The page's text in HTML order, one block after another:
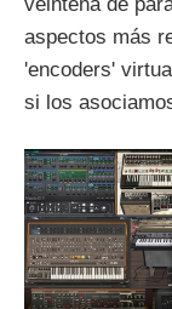
aspectos más
'encoders'
si los